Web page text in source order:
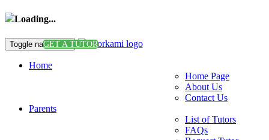
Loading...
Toggle navigationGET A TUTOR
Home
Home Page
About Us
Contact Us
Parents
List of Tutors
FAQs